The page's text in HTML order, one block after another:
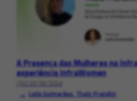
A Presença das Mulheres na
experiência InfraWomen
QUI 26/09/2024
Leila Guimarães, Thaís Prandini